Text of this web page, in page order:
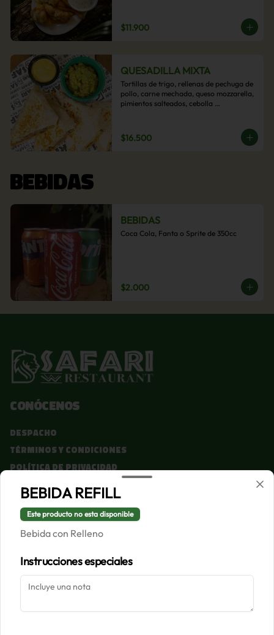
$11.900
QUESADILLA MIXTA
Tortillas de trigo, rellenas de pechuga de
pollo, carne mechada, queso mozzarella,
pimientos salteados, cebolla
$16.500
BEBIDAS
BEBIDAS
Coca Cola, Fanta o Sprite de 350cc
$2.000
Conócenos
Despacho
Términos y condiciones
Política de privacidad
Redes sociales
Instagram
Facebook
Mi cuenta
Iniciar sesión
BEBIDA REFILL
Este producto no esta disponible
Bebida con Relleno
Instrucciones especiales